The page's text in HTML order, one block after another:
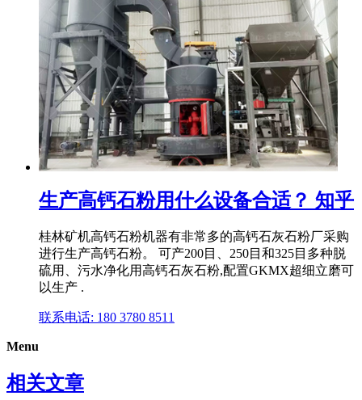
生产高钙石粉用什么设备合适？ 知乎
桂林矿机高钙石粉机器有非常多的高钙石灰石粉厂采购
进行生产高钙石粉。 可产200目、250目和325目多种脱
硫用、污水净化用高钙石灰石粉,配置GKMX超细立磨可
以生产 .
联系电话: 180 3780 8511
Menu
相关文章